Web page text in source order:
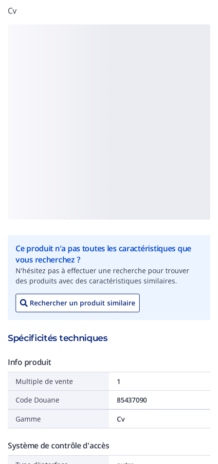
Cv
Ce produit n'a pas toutes les caractéristiques que
vous recherchez ?
N'hésitez pas à effectuer une recherche pour trouver
des produits avec des caractéristiques similaires.
Rechercher un produit similaire
Spécificités techniques
Info produit
Multiple de vente
1
Code Douane
85437090
Gamme Cv
Système de contrôle d'accès